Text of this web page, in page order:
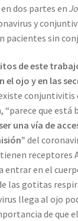
dos partes en
y
pacientes sin
de este
el ojo y en las
conjuntivitis
“parece que
una vía de
del
receptores
entrar en el
las gotitas
llega al ojo
de que